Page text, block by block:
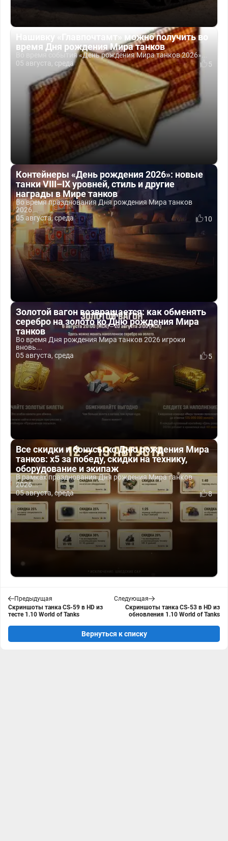
Нашивку «Главпочтамт» можно получить во
время Дня рождения Мира танков
Во время события «День рождения Мира танков 2026»...
05 августа, среда
5
Контейнеры «День рождения 2026»: новые
танки VIII–IX уровней, стиль и другие
награды в Мире танков
Во время празднования Дня рождения Мира танков
2026...
05 августа, среда
10
Золотой вагон возвращается: как обменять
серебро на золото ко Дню рождения Мира
танков
Во время Дня рождения Мира танков 2026 игроки
вновь...
05 августа, среда
5
Все скидки и бонусы ко Дню рождения Мира
танков: x5 за победу, скидки на технику,
оборудование и экипаж
В рамках празднования Дня рождения Мира танков
2026...
05 августа, среда
8
Предыдущая
Скриншоты танка CS-59 в HD из
тесте 1.10 World of Tanks
Следующая
Скриншоты танка CS-53 в HD из
обновления 1.10 World of Tanks
Вернуться к списку